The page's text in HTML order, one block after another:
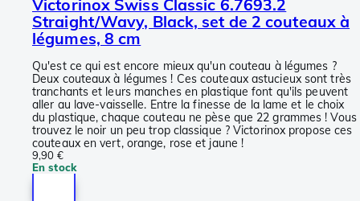
Victorinox Swiss Classic 6.7693.2
Straight/Wavy, Black, set de 2 couteaux à
légumes, 8 cm
Qu'est ce qui est encore mieux qu'un couteau à légumes ?
Deux couteaux à légumes ! Ces couteaux astucieux sont très
tranchants et leurs manches en plastique font qu'ils peuvent
aller au lave-vaisselle. Entre la finesse de la lame et le choix
du plastique, chaque couteau ne pèse que 22 grammes ! Vous
trouvez le noir un peu trop classique ? Victorinox propose ces
couteaux en vert, orange, rose et jaune !
9,90 €
En stock